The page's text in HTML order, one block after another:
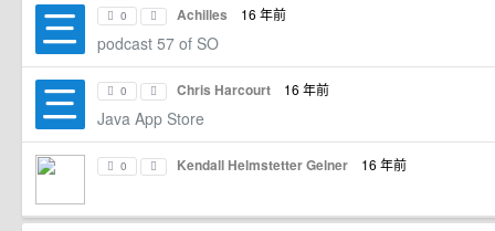
0 Achilles 16 年前
podcast 57 of SO
0 Chris Harcourt 16 年前
Java App Store
0 Kendall Helmstetter Gelner 16 年前